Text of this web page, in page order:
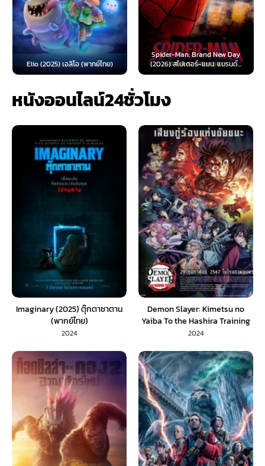
Elio (2025) เอลิโอ (พากย์ไทย)
Spider-Man: Brand New Day
(2026) สไปเดอร์-แมน: แบรนด์...
หนังออนไลน์24ชั่วโมง
Imaginary (2025) ตุ๊กตาซาตาน
(พากย์ไทย)
2024
Demon Slayer: Kimetsu no
Yaiba To the Hashira Training
(2024) ดาบพิฆาตอสูร เดอะมูฟวี่
สอนของเสาหลัก
2024